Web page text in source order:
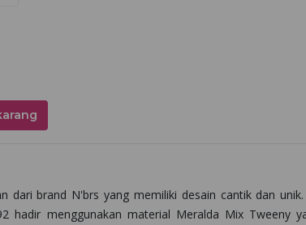
dari brand N'brs yang memiliki desain cantik dan
hadir menggunakan material Meralda Mix Tweeny